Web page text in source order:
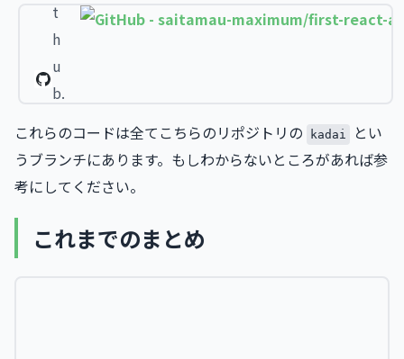
au-
max
imu
m/fi
rst-r
eac
t-ap
p ·
Git
t
h
u
b.
m
これらのコードは全てこちらのリポジトリの kadai
とい
うブランチにあります。もしわからないところがあれば参
考にしてください。
これまでのまとめ